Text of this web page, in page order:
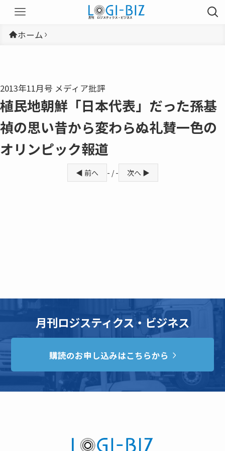
ホーム
2013年11月号 メディア批評
植民地朝鮮「日本代表」だった孫基
禎の思い昔から変わらぬ礼賛一色の
オリンピック報道
◀ 前へ - / - 次へ ▶
月刊ロジスティクス・ビジネス
購読のお申し込みはこちらから